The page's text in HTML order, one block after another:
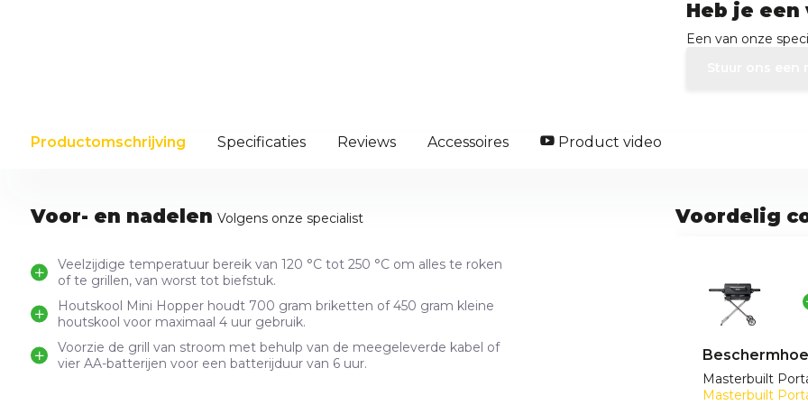
Heb je
Een van onze
Productomschrijving Specificaties Reviews Accessoires Product video
Voor- en nadelen Volgens onze specialist
Veelzijdige temperatuur bereik van 120 °C tot 250 °C om alles te roken
of te grillen, van worst tot biefstuk.
Houtskool Mini Hopper houdt 700 gram briketten of 450 gram kleine
houtskool voor maximaal 4 uur gebruik.
Voorzie de grill van stroom met behulp van de meegeleverde kabel of
vier AA-batterijen voor een batterijduur van 6 uur.
Voordelig
Masterbuilt
Masterbuilt